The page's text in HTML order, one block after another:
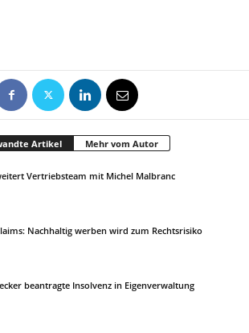
Artikel Mehr vom Autor
Vertriebsteam mit Michel Malbranc
Nachhaltig werben wird zum Rechtsrisiko
beantragte Insolvenz in Eigenverwaltung